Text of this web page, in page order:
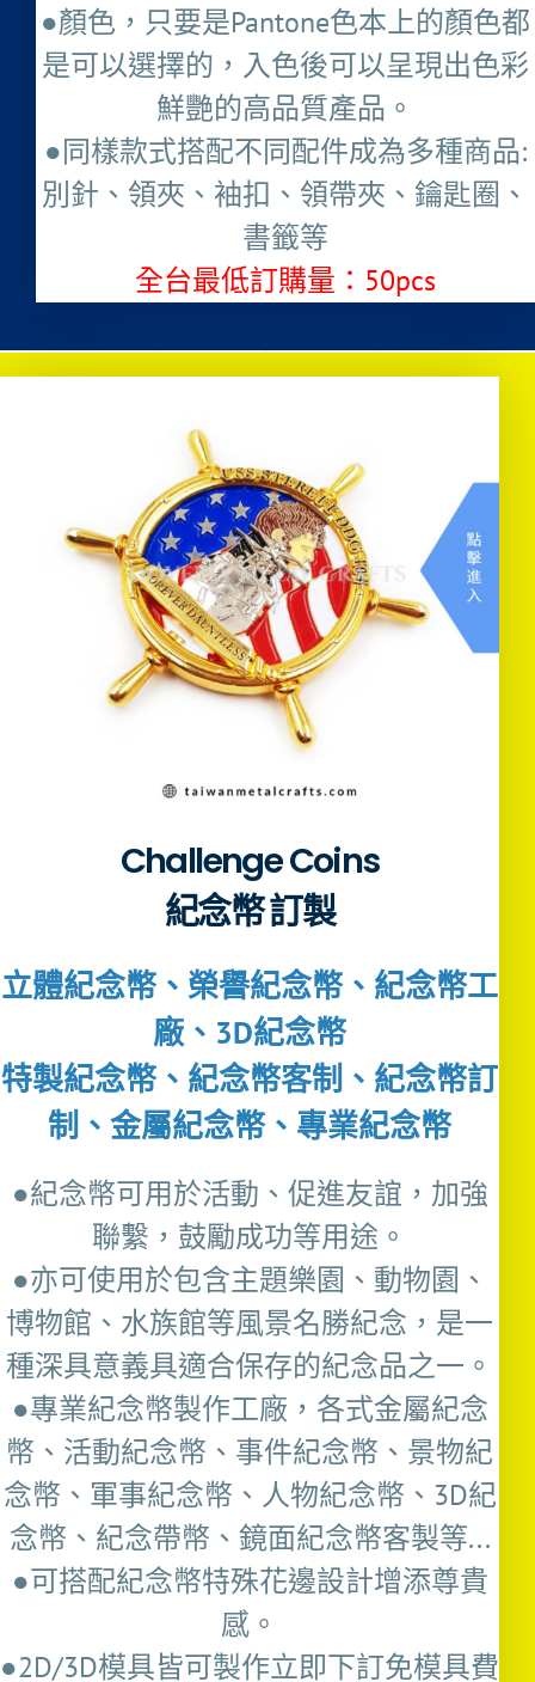
●顏色，只要是Pantone色本上的顏色都
是可以選擇的，入色後可以呈現出色彩
鮮艷的高品質產品。
●同樣款式搭配不同配件成為多種商品:
別針、領夾、袖扣、領帶夾、鑰匙圈、
書籤等
全台最低訂購量：50pcs
Challenge Coins
紀念幣 訂製
立體紀念幣、榮譽紀念幣、紀念幣工
廠、3D紀念幣
特製紀念幣、紀念幣客制、紀念幣訂
制、金屬紀念幣、專業紀念幣
●紀念幣可用於活動、促進友誼，加強
聯繫，鼓勵成功等用途。
●亦可使用於包含主題樂園、動物園、
博物館、水族館等風景名勝紀念，是一
種深具意義具適合保存的紀念品之一。
●專業紀念幣製作工廠，各式金屬紀念
幣、活動紀念幣、事件紀念幣、景物紀
念幣、軍事紀念幣、人物紀念幣、3D紀
念幣、紀念帶幣、鏡面紀念幣客製等...
●可搭配紀念幣特殊花邊設計增添尊貴
感。
●2D/3D模具皆可製作立即下訂免模具費